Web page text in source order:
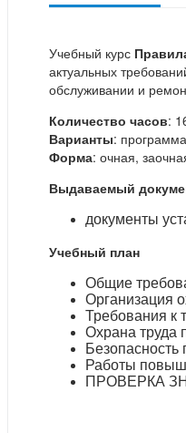
Учебный курс
актуальных
обслуживании и
Количество часов:
Варианты:
Форма: очная,
Выдаваемый
документы
Учебный план
Общие
Организация
Требования к
Охрана труда
Безопасность
Работы
ПРОВЕРКА